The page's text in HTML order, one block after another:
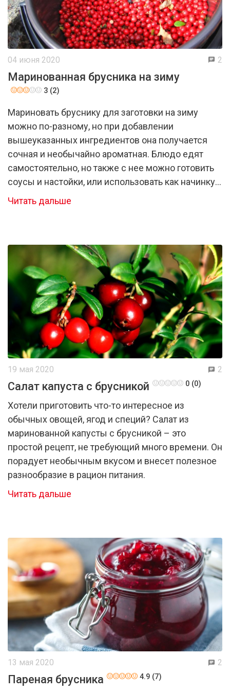
04 июня 2020 2
Маринованная брусника на зиму
3 (2)
Мариновать бруснику для заготовки на зиму
можно по-разному, но при добавлении
вышеуказанных ингредиентов она получается
сочная и необычайно ароматная. Блюдо едят
самостоятельно, но также с нее можно готовить
соусы и настойки, или использовать как начинку к
мясу.
Читать дальше
19 мая 2020 2
Салат капуста с брусникой 0 (0)
Хотели приготовить что-то интересное из
обычных овощей, ягод и специй? Салат из
маринованной капусты с брусникой – это
простой рецепт, не требующий много времени. Он
порадует необычным вкусом и внесет полезное
разнообразие в рацион питания.
Читать дальше
13 мая 2020 2
Пареная брусника 4.9 (7)